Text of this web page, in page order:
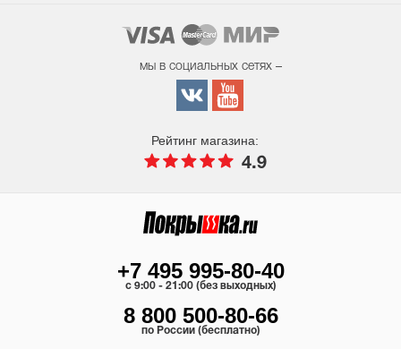
мы в социальных сетях –
Рейтинг магазина:
4.9
+7 495 995-80-40
c 9:00 - 21:00 (без выходных)
8 800 500-80-66
по России (бесплатно)